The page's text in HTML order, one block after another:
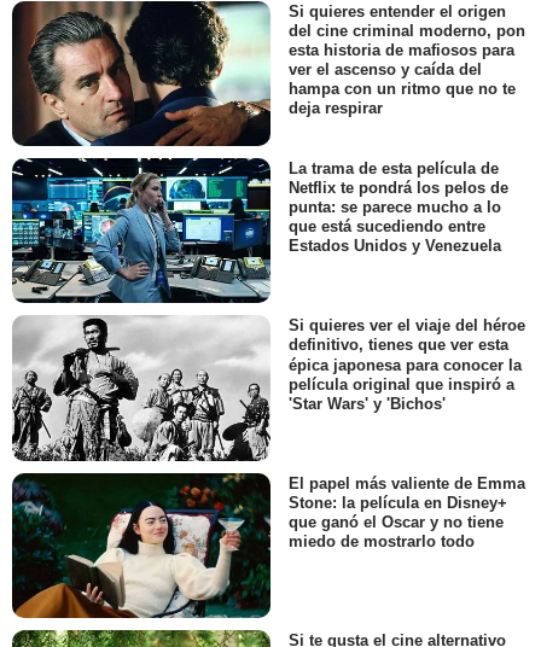
Si quieres entender el origen
del cine criminal moderno, pon
esta historia de mafiosos para
ver el ascenso y caída del
hampa con un ritmo que no te
deja respirar
La trama de esta película de
Netflix te pondrá los pelos de
punta: se parece mucho a lo
que está sucediendo entre
Estados Unidos y Venezuela
Si quieres ver el viaje del héroe
definitivo, tienes que ver esta
épica japonesa para conocer la
película original que inspiró a
'Star Wars' y 'Bichos'
El papel más valiente de Emma
Stone: la película en Disney+
que ganó el Oscar y no tiene
miedo de mostrarlo todo
Si te gusta el cine alternativo